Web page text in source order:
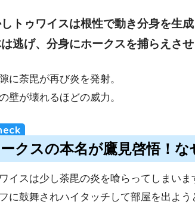
しトゥワイスは根性で動き分身を生成
逃げ、分身にホークスを捕らえさせ
に荼毘が再び炎を発射。
壁が壊れるほどの威力。
クスの本名が鷹見啓悟！
イスは少し荼毘の炎を喰らってしまい
に鼓舞されハイタッチして部屋を出よう